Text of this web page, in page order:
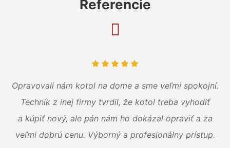
Referencie
Opravovali nám kotol na dome a sme veľmi spokojní.
Technik z inej firmy tvrdil, že kotol treba vyhodiť
a kúpiť nový, ale pán nám ho dokázal opraviť a za
veľmi dobrú cenu. Výborný a profesionálny prístup.